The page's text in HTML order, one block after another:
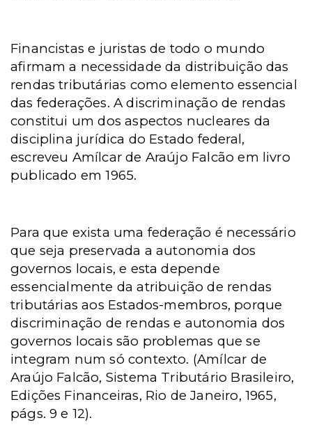
Financistas e juristas de todo o mundo
afirmam a necessidade da distribuição das
rendas tributárias como elemento essencial
das federações. A discriminação de rendas
constitui um dos aspectos nucleares da
disciplina jurídica do Estado federal,
escreveu Amílcar de Araújo Falcão em livro
publicado em 1965.
Para que exista uma federação é necessário
que seja preservada a autonomia dos
governos locais, e esta depende
essencialmente da atribuição de rendas
tributárias aos Estados-membros, porque
discriminação de rendas e autonomia dos
governos locais são problemas que se
integram num só contexto. (Amílcar de
Araújo Falcão, Sistema Tributário Brasileiro,
Edições Financeiras, Rio de Janeiro, 1965,
págs. 9 e 12).